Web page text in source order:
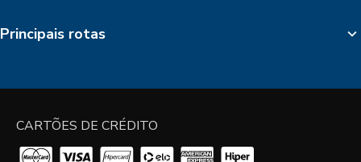
Principais rotas
CARTÕES DE CRÉDITO